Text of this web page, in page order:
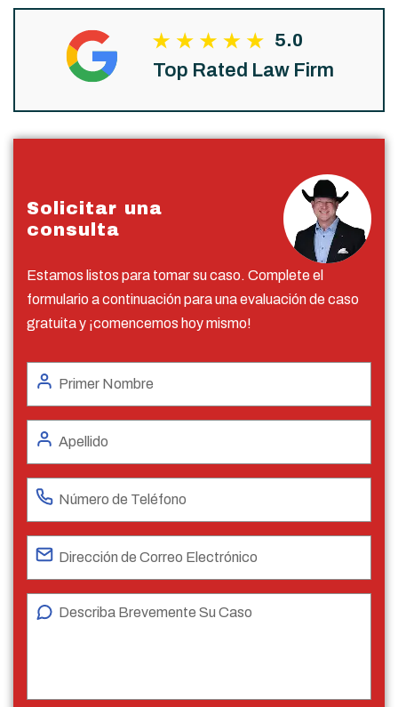
5.0
Top Rated Law Firm
Solicitar una
consulta
Estamos listos para tomar su caso. Complete el
formulario a continuación para una evaluación de caso
gratuita y ¡comencemos hoy mismo!